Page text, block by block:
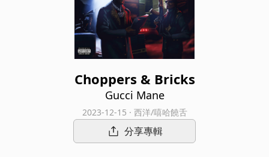
Choppers & Bricks
Gucci Mane
2023-12-15 · 西洋/嘻哈饒舌
分享專輯